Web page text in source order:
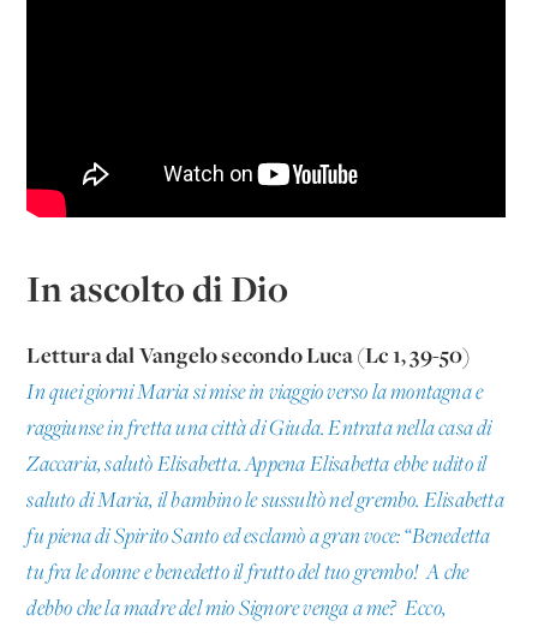
In ascolto di Dio
Lettura dal Vangelo secondo Luca (Lc 1, 39-50)
In quei giorni Maria si mise in viaggio verso la montagna e
raggiunse in fretta una città di Giuda. Entrata nella casa di
Zaccaria, salutò Elisabetta. Appena Elisabetta ebbe udito il
saluto di Maria, il bambino le sussultò nel grembo. Elisabetta
fu piena di Spirito Santo ed esclamò a gran voce: “Benedetta
tu fra le donne e benedetto il frutto del tuo grembo! A che
debbo che la madre del mio Signore venga a me? Ecco,